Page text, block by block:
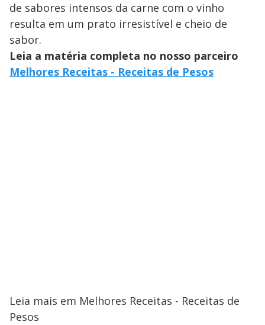
de sabores intensos da carne com o vinho
resulta em um prato irresistível e cheio de
sabor.
Leia a matéria completa no nosso parceiro
Melhores Receitas - Receitas de Pesos
Leia mais em Melhores Receitas - Receitas de
Pesos